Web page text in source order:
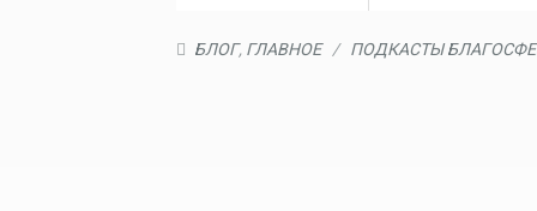
БЛОГ, ГЛАВНОЕ/ ПОДКАСТЫ